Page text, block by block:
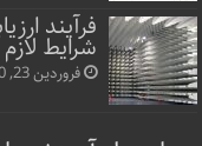
فرآیند
شرایط
فروردین 23, 1400